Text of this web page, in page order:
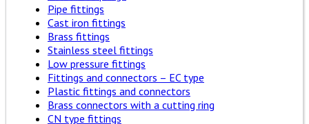
Pipe fittings
Cast iron fittings
Brass fittings
Stainless steel fittings
Low pressure fittings
Fittings and connectors – EC type
Plastic fittings and connectors
Brass connectors with a cutting ring
CN type fittings